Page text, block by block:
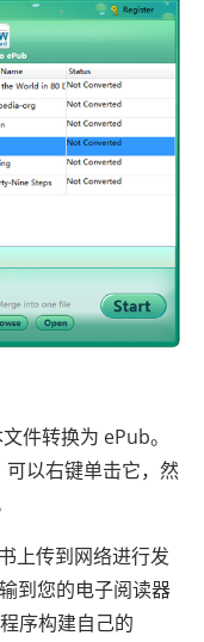
件转换为 ePub。
以右键单击它，然
上传到网络进行发
到您的电子阅读器
序构建自己的